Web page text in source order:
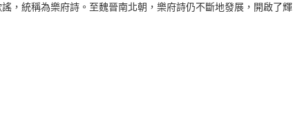
，統稱為樂府詩。至魏晉南北朝，樂府詩仍不斷地發展，開啟了輝